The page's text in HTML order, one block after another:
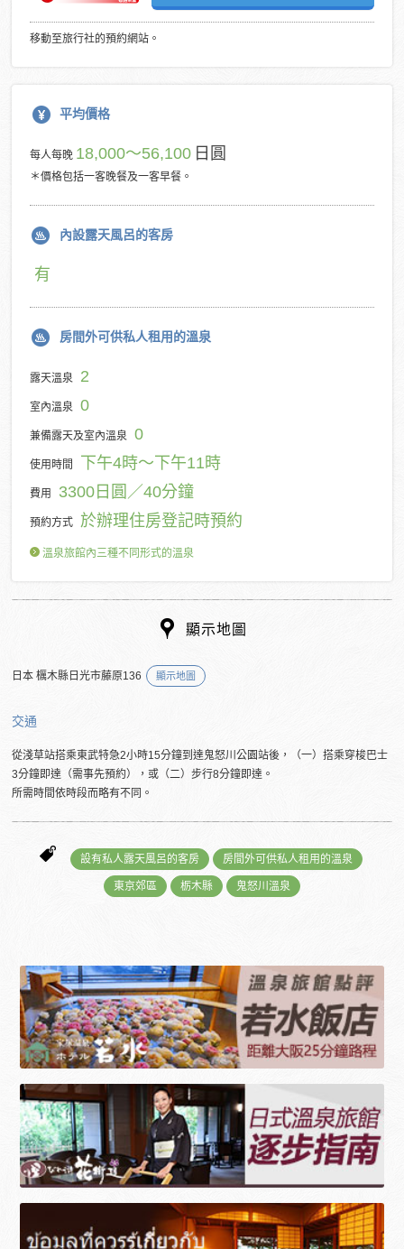
移動至旅行社的預約網站。
平均價格
每人每晚 18,000～56,100 日圓
＊價格包括一客晚餐及一客早餐。
內設露天風呂的客房
有
房間外可供私人租用的溫泉
露天溫泉 2
室內溫泉 0
兼備露天及室內溫泉 0
使用時間 下午4時～下午11時
費用 3300日圓／40分鐘
預約方式 於辦理住房登記時預約
溫泉旅館內三種不同形式的溫泉
顯示地圖
日本 櫔木縣日光市藤原136 顯示地圖
交通
從淺草站搭乘東武特急2小時15分鐘到達鬼怒川公園站後，（一）搭乘穿梭巴士
3分鐘即達（需事先預約），或（二）步行8分鐘即達。
所需時間依時段而略有不同。
設有私人露天風呂的客房 房間外可供私人租用的溫泉
東京郊區 栃木縣 鬼怒川溫泉